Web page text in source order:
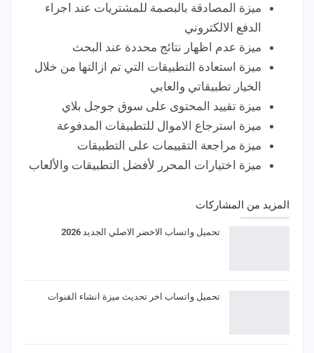
ميزة المصادقة بالبصمة للمشتريات عند اجراء
الدفع الالكتروني
ميزة عدم اظهار نتائج محددة عند البحث
ميزة استعادة التطبيقات التي تم ازالتها من خلال
الخيار تطبيقاتي والعابي
ميزة تقييد المحتوى على سوق جوجل بلاي
ميزة استرجاع الاموال للتطبيقات المدفوعة
ميزة مراجعة التقييمات على التطبيقات
ميزة اختيارات المحرر لأفضل التطبيقات والألعاب
المزيد من المشاركات
تحميل واتساب الاخضر الاصلي الجديد 2026
تحميل واتساب اخر تحديث ميزة انشاء القنوات